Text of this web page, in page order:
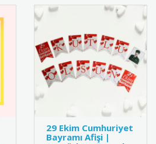
29 Ekim Cumhuriyet
Bayramı Afişi |